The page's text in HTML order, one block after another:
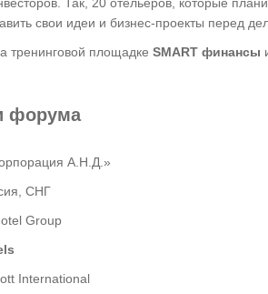
свои идеи и бизнес-проекты перед
тренинговой площадке SMART финансы
форума
А.Н.Д.»
СНГ
Group
International